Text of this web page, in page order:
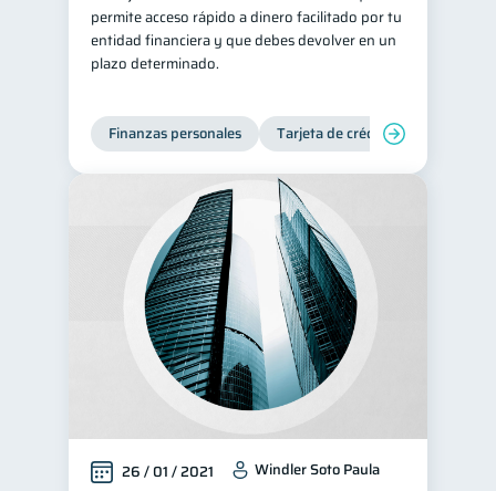
permite acceso rápido a dinero facilitado por tu
entidad financiera y que debes devolver en un
plazo determinado.
Finanzas personales Tarjeta de crédito
26 / 01 / 2021 Windler Soto Paula